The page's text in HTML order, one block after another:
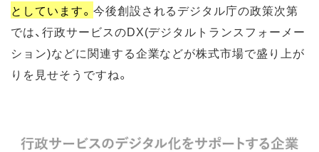
としています。 今後創設されるデジタル庁の政策次第
では、行政サービスのDX(デジタルトランスフォーメー
ション)などに関連する企業などが株式市場で盛り上が
りを見せそうですね。